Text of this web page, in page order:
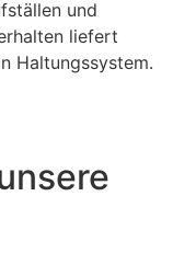
und
liefert
Haltungssystem.